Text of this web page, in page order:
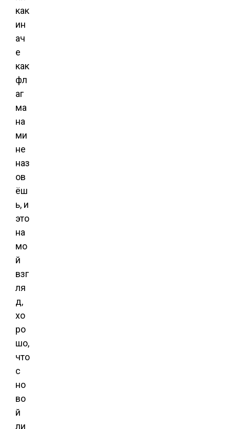
как
ин
ач
е
как
фл
аг
ма
на
ми
не
наз
ов
ёш
ь, и
это
на
мо
й
взг
ля
д,
хо
ро
шо,
что
с
но
во
й
ли